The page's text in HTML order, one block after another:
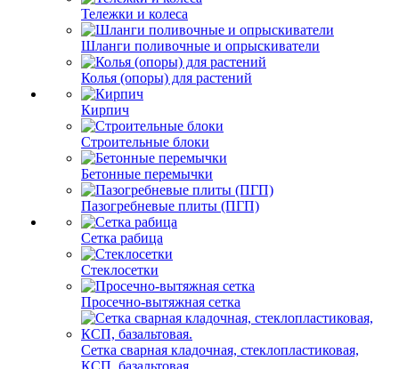
Тележки и колеса
Шланги поливочные и опрыскиватели
Колья (опоры) для растений
Кирпич
Строительные блоки
Бетонные перемычки
Пазогребневые плиты (ПГП)
Сетка рабица
Стеклосетки
Просечно-вытяжная сетка
Сетка сварная кладочная, стеклопластиковая,
КСП, базальтовая.